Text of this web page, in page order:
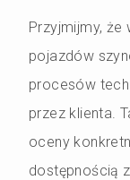
Przyjmijmy, że
pojazdów
procesów
przez klienta.
oceny
dostępnością